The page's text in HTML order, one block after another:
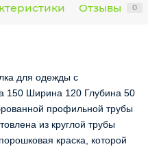
Отзывы 0
для одежды с
150 Ширина 120 Глубина 50
профильной трубы
из круглой трубы
краска, которой